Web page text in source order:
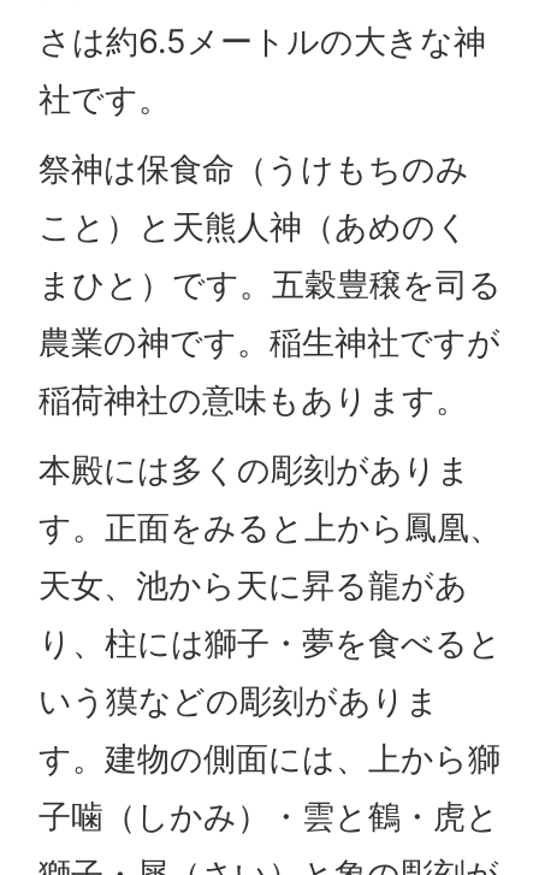
さは約6.5メートルの大きな神
社です。
祭神は保食命（うけもちのみ
こと）と天熊人神（あめのく
まひと）です。五穀豊穣を司る
農業の神です。稲生神社ですが
稲荷神社の意味もあります。
本殿には多くの彫刻がありま
す。正面をみると上から鳳凰、
天女、池から天に昇る龍があ
り、柱には獅子・夢を食べると
いう獏などの彫刻がありま
す。建物の側面には、上から獅
子噛（しかみ）・雲と鶴・虎と